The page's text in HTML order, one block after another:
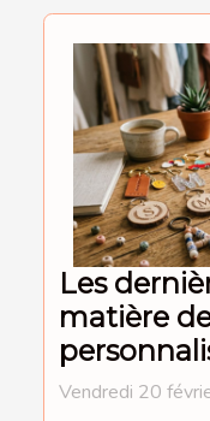
Les
matière
Vendredi 20